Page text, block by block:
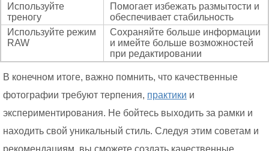
Используйте
треногу
Помогает избежать размытости и
обеспечивает стабильность
Используйте режим
RAW
Сохраняйте больше информации
и имейте больше возможностей
при редактировании
В конечном итоге, важно помнить, что качественные
фотографии требуют терпения, практики и
экспериментирования. Не бойтесь выходить за рамки и
находить свой уникальный стиль. Следуя этим советам и
рекомендациям, вы сможете создать качественные